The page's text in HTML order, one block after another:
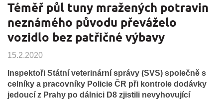
Téměř půl tuny mražených potravin
neznámého původu převáželo
vozidlo bez patřičné výbavy
15.2.2020
Inspektoři Státní veterinární správy (SVS) společně s
celníky a pracovníky Policie ČR při kontrole dodávky
jedoucí z Prahy po dálnici D8 zjistili nevyhovující